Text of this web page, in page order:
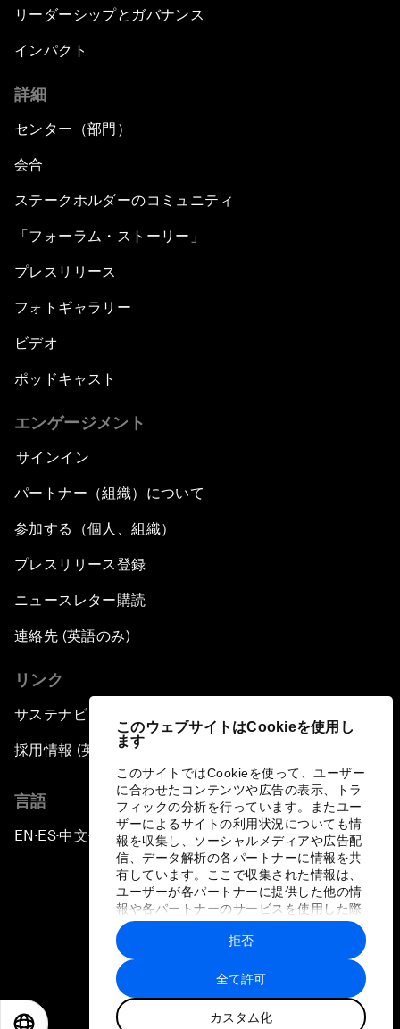
このウェブサイトはCookieを使用し
ます
このサイトではCookieを使って、ユーザー
に合わせたコンテンツや広告の表示、トラ
フィックの分析を行っています。またユー
ザーによるサイトの利用状況についても情
報を収集し、ソーシャルメディアや広告配
信、データ解析の各パートナーに情報を共
有しています。ここで収集された情報は、
ユーザーが各パートナーに提供した他の情
報や各パートナーのサービスを使用した際
に収集された情報と組み合わされ、各パー
トナーによって使用されることがありま
す。
全て許可
カスタム化
拒否
リーダーシップとガバナンス
インパクト
詳細
センター（部門）
会合
ステークホルダーのコミュニティ
「フォーラム・ストーリー」
プレスリリース
フォトギャラリー
ビデオ
ポッドキャスト
エンゲージメント
サインイン
パートナー（組織）について
参加する（個人、組織）
プレスリリース登録
ニュースレター購読
連絡先 (英語のみ)
リンク
サステナビリティへの取り組み
採用情報 (英語のみ)
言語
EN ▪ ES▪中文▪ 日本語
プライバシーポリシーと利用規約
サイトマップ
©
世界経済フォーラム